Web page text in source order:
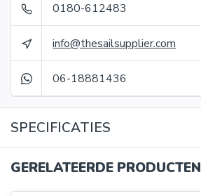
0180-612483
info@thesailsupplier.com
06-18881436
SPECIFICATIES
GERELATEERDE PRODUCTEN